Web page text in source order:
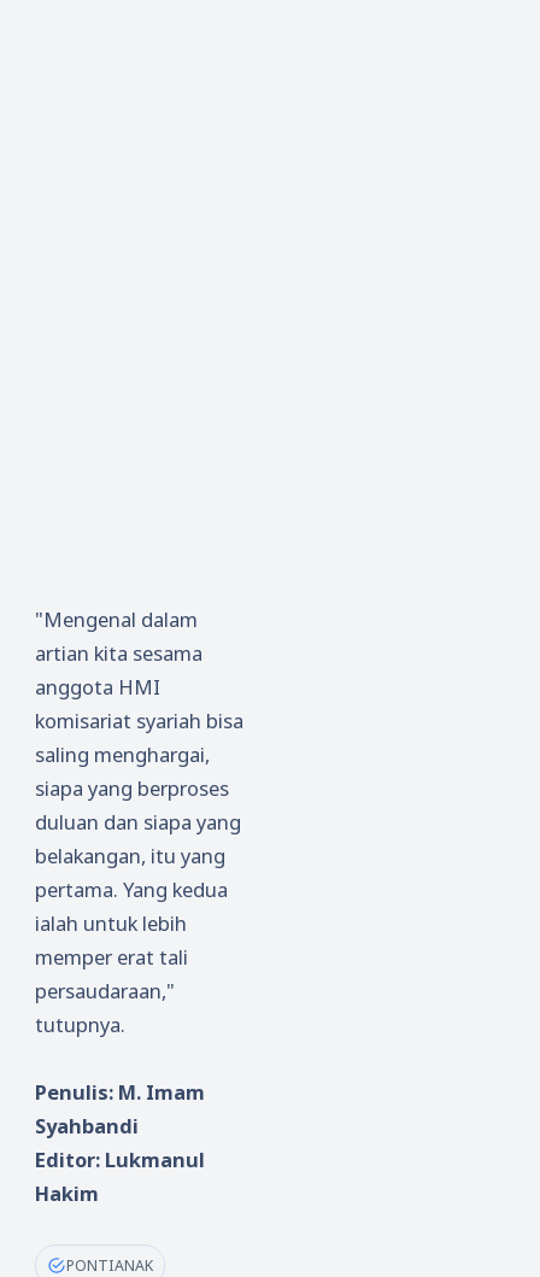
"Mengenal dalam
artian kita sesama
anggota HMI
komisariat syariah bisa
saling menghargai,
siapa yang berproses
duluan dan siapa yang
belakangan, itu yang
pertama. Yang kedua
ialah untuk lebih
memper erat tali
persaudaraan,"
tutupnya.
Penulis: M. Imam
Syahbandi
Editor: Lukmanul
Hakim
PONTIANAK